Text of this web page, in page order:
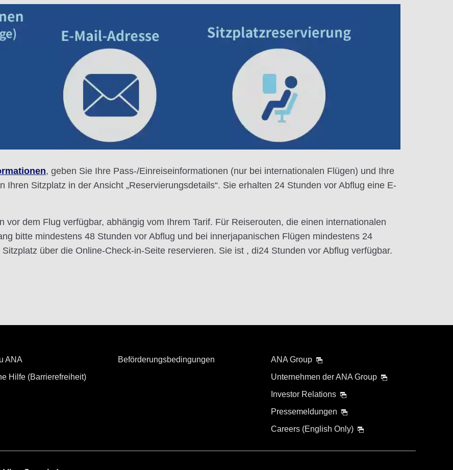
, geben Sie Ihre Pass-/Einreiseinformationen (nur bei internationalen Flügen) und Ihre
Ihren Sitzplatz in der Ansicht „Reservierungsdetails“. Sie erhalten 24 Stunden vor Abflug eine E-
vor dem Flug verfügbar, abhängig vom Ihrem Tarif. Für Reiserouten, die einen internationalen
bitte mindestens 48 Stunden vor Abflug und bei innerjapanischen Flügen mindestens 24
über die Online-Check-in-Seite reservieren. Sie ist , di24 Stunden vor Abflug verfügbar.
ANA
Hilfe (Barrierefreiheit)
Beförderungsbedingungen
ANA Group
Unternehmen der ANA Group
Investor Relations
Pressemeldungen
Careers (English Only)